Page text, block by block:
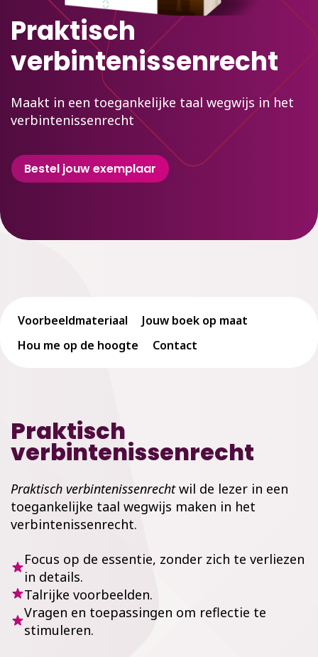
Praktisch
verbintenissenrecht
Maakt in een toegankelijke taal wegwijs in het
verbintenissenrecht
Bestel jouw exemplaar
Voorbeeldmateriaal
Jouw boek op maat
Hou me op de hoogte
Contact
Praktisch
verbintenissenrecht
Praktisch verbintenissenrechtwil de lezer in een
toegankelijke taal wegwijs maken in het
verbintenissenrecht.
Focus op de essentie, zonder zich te verliezen
in details.
Talrijke voorbeelden.
Vragen en toepassingen om reflectie te
stimuleren.